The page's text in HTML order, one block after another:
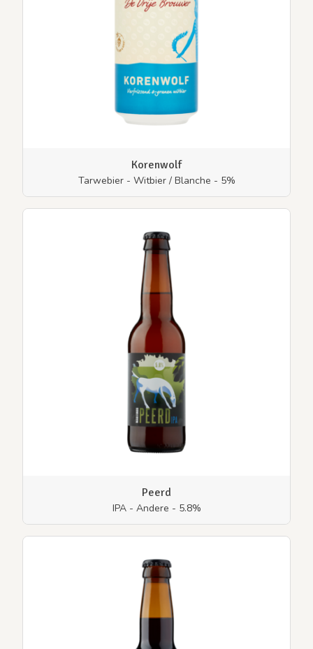
Korenwolf
Tarwebier - Witbier / Blanche - 5%
Peerd
IPA - Andere - 5.8%